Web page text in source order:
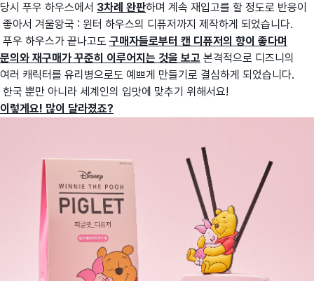
당시 푸우 하우스에서 3차례 완판하며 계속 재입고를 할 정도로 반응이
좋아서 겨울왕국 : 윈터 하우스의 디퓨저까지 제작하게 되었습니다.
푸우 하우스가 끝나고도 구매자들로부터 캔 디퓨저의 향이 좋다며
문의와 재구매가 꾸준히 이루어지는 것을 보고 본격적으로 디즈니의
여러 캐릭터를 유리병으로도 예쁘게 만들기로 결심하게 되었습니다.
한국 뿐만 아니라 세계인의 입맛에 맞추기 위해서요!
이렇게요! 많이 달라졌죠?